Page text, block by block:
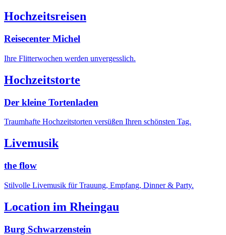
Hochzeitsreisen
Reisecenter Michel
Ihre Flitterwochen werden unvergesslich.
Hochzeitstorte
Der kleine Tortenladen
Traumhafte Hochzeitstorten versüßen Ihren schönsten Tag.
Livemusik
the flow
Stilvolle Livemusik für Trauung, Empfang, Dinner & Party.
Location im Rheingau
Burg Schwarzenstein